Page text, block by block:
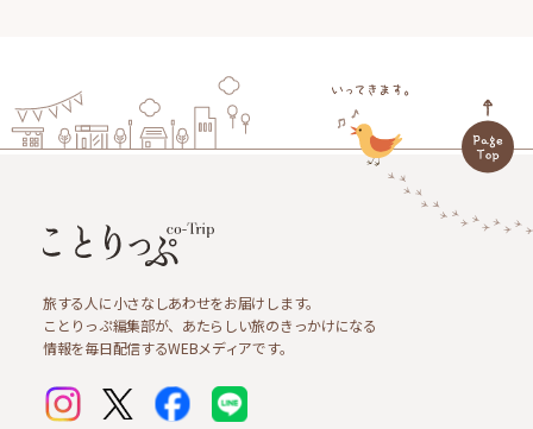
旅する人に小さなしあわせをお届けします。
ことりっぷ編集部が、あたらしい旅のきっかけになる
情報を毎日配信するWEBメディアです。